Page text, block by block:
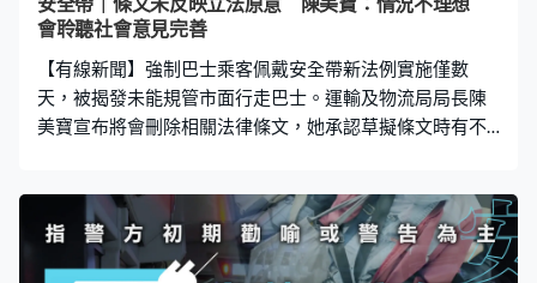
條文，在技術上有不足之處，未能完全反映立法原意。我
有法定要求乘客乘坐專營巴士或非專營巴士上佩戴安全
安全帶｜條文未反映立法原意 陳美寶：情況不理想
會聆聽社會意見完善
【有線新聞】強制巴士乘客佩戴安全帶新法例實施僅數
天，被揭發未能規管市面行走巴士。運輸及物流局局長陳
美寶宣布將會刪除相關法律條文，她承認草擬條文時有不
適用於法例生效後登記的巴士，即幾乎所有現時路面行駛
的巴士都不受規管。運輸及物流局局長陳美寶承認，草擬
的條文未能反映立法原意，宣布政府會刪除相關法律條